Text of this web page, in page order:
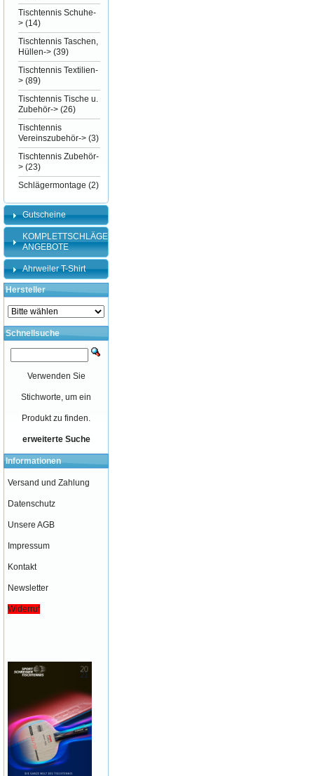
Tischtennis Schuhe-
> (14)
Tischtennis Taschen,
Hüllen-> (39)
Tischtennis Textilien-
> (89)
Tischtennis Tische u.
Zubehör-> (26)
Tischtennis
Vereinszubehör-> (3)
Tischtennis Zubehör-
> (23)
Schlägermontage (2)
Gutscheine
KOMPLETTSCHLÄGER-
ANGEBOTE
Ahrweiler T-Shirt
Hersteller
Schnellsuche
Verwenden Sie
Stichworte, um ein
Produkt zu finden.
erweiterte Suche
Informationen
Versand und Zahlung
Datenschutz
Unsere AGB
Impressum
Kontakt
Newsletter
Widerruf